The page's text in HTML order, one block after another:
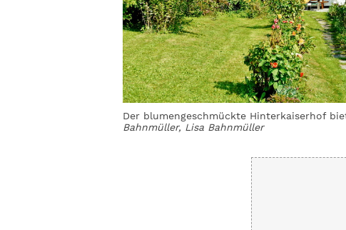
Der blumengeschmückte Hinterkaiserhof
Bahnmüller, Lisa Bahnmüller